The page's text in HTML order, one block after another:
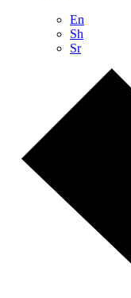
En
Sh
Sr